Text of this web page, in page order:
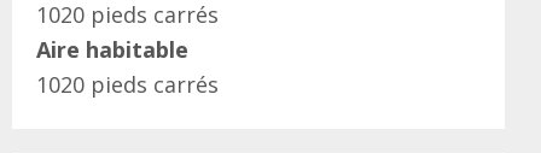
1020 pieds carrés
Aire habitable
1020 pieds carrés